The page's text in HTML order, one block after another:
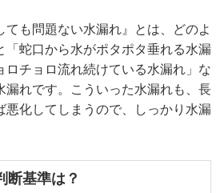
ても問題ない水漏れ』とは、どのよ
「蛇口から水がポタポタ垂れる水漏
ロチョロ流れ続けている水漏れ」な
漏れです。こういった水漏れも、長
悪化してしまうので、しっかり水漏
断基準は？